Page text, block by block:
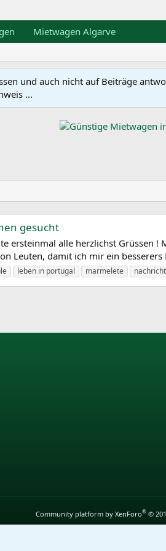
Mietwagen Algarve
und auch nicht auf Beiträge
...
gesucht
ersteinmal alle herzlichst Grüssen
Leuten, damit ich mir ein besserers
leben in portugal marmelete
Community platform by XenForo® ©